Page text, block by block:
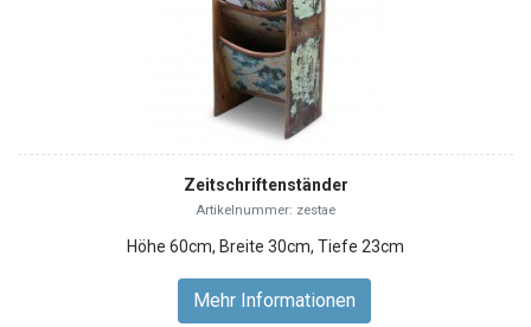
Zeitschriftenständer
Artikelnummer: zestae
Höhe 60cm, Breite 30cm, Tiefe 23cm
Mehr Informationen